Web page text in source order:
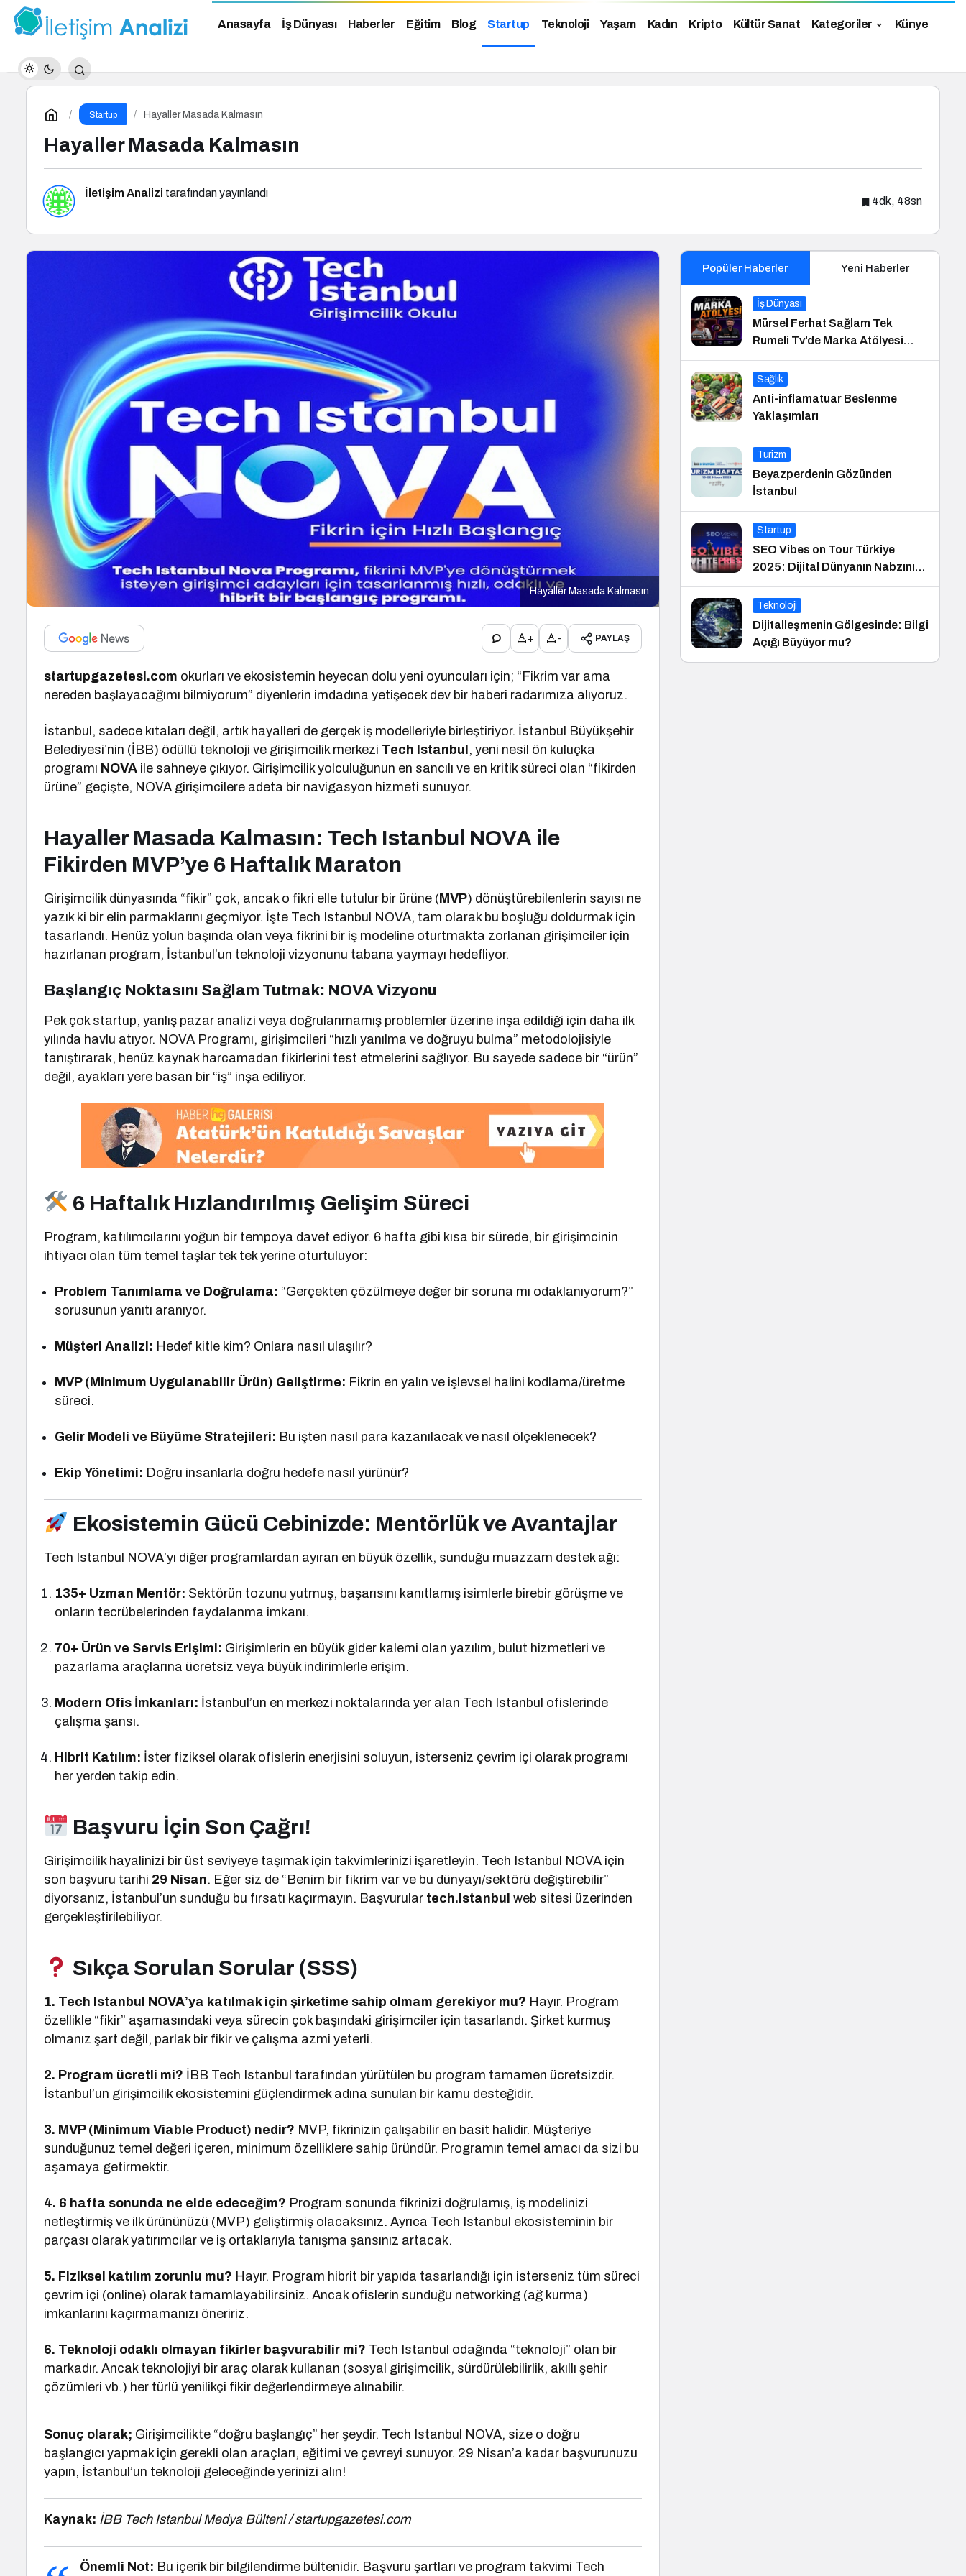
Anasayfa İş Dünyası Haberler Eğitim Blog Startup Teknoloji Yaşam Kadın Kripto Kültür Sanat Kategoriler Künye
Startup Hayaller Masada Kalmasın
Hayaller Masada Kalmasın
İletişim Analizi tarafından yayınlandı
4dk, 48sn
Hayaller Masada Kalmasın
+ - PAYLAŞ
startupgazetesi.com okurları ve ekosistemin heyecan dolu yeni oyuncuları için; “Fikrim var ama
nereden başlayacağımı bilmiyorum” diyenlerin imdadına yetişecek dev bir haberi radarımıza alıyoruz.
İstanbul, sadece kıtaları değil, artık hayalleri de gerçek iş modelleriyle birleştiriyor. İstanbul Büyükşehir
Belediyesi’nin (İBB) ödüllü teknoloji ve girişimcilik merkezi Tech Istanbul , yeni nesil ön kuluçka
programı NOVA ile sahneye çıkıyor. Girişimcilik yolculuğunun en sancılı ve en kritik süreci olan “fikirden
ürüne” geçişte, NOVA girişimcilere adeta bir navigasyon hizmeti sunuyor.
Hayaller Masada Kalmasın: Tech Istanbul NOVA ile
Fikirden MVP’ye 6 Haftalık Maraton
Girişimcilik dünyasında “fikir” çok, ancak o fikri elle tutulur bir ürüne ( MVP) dönüştürebilenlerin sayısı ne
yazık ki bir elin parmaklarını geçmiyor. İşte Tech Istanbul NOVA, tam olarak bu boşluğu doldurmak için
tasarlandı. Henüz yolun başında olan veya fikrini bir iş modeline oturtmakta zorlanan girişimciler için
hazırlanan program, İstanbul’un teknoloji vizyonunu tabana yaymayı hedefliyor.
Başlangıç Noktasını Sağlam Tutmak: NOVA Vizyonu
Pek çok startup, yanlış pazar analizi veya doğrulanmamış problemler üzerine inşa edildiği için daha ilk
yılında havlu atıyor. NOVA Programı, girişimcileri “hızlı yanılma ve doğruyu bulma” metodolojisiyle
tanıştırarak, henüz kaynak harcamadan fikirlerini test etmelerini sağlıyor. Bu sayede sadece bir “ürün”
değil, ayakları yere basan bir “iş” inşa ediliyor.
6 Haftalık Hızlandırılmış Gelişim Süreci
Program, katılımcılarını yoğun bir tempoya davet ediyor. 6 hafta gibi kısa bir sürede, bir girişimcinin
ihtiyacı olan tüm temel taşlar tek tek yerine oturtuluyor:
Problem Tanımlama ve Doğrulama: “Gerçekten çözülmeye değer bir soruna mı odaklanıyorum?”
sorusunun yanıtı aranıyor.
Müşteri Analizi: Hedef kitle kim? Onlara nasıl ulaşılır?
MVP (Minimum Uygulanabilir Ürün) Geliştirme: Fikrin en yalın ve işlevsel halini kodlama/üretme
süreci.
Gelir Modeli ve Büyüme Stratejileri: Bu işten nasıl para kazanılacak ve nasıl ölçeklenecek?
Ekip Yönetimi: Doğru insanlarla doğru hedefe nasıl yürünür?
Ekosistemin Gücü Cebinizde: Mentörlük ve Avantajlar
Tech Istanbul NOVA’yı diğer programlardan ayıran en büyük özellik, sunduğu muazzam destek ağı:
135+ Uzman Mentör: Sektörün tozunu yutmuş, başarısını kanıtlamış isimlerle birebir görüşme ve
onların tecrübelerinden faydalanma imkanı.
70+ Ürün ve Servis Erişimi: Girişimlerin en büyük gider kalemi olan yazılım, bulut hizmetleri ve
pazarlama araçlarına ücretsiz veya büyük indirimlerle erişim.
Modern Ofis İmkanları: İstanbul’un en merkezi noktalarında yer alan Tech Istanbul ofislerinde
çalışma şansı.
Hibrit Katılım: İster fiziksel olarak ofislerin enerjisini soluyun, isterseniz çevrim içi olarak programı
her yerden takip edin.
Başvuru İçin Son Çağrı!
Girişimcilik hayalinizi bir üst seviyeye taşımak için takvimlerinizi işaretleyin. Tech Istanbul NOVA için
son başvuru tarihi 29 Nisan. Eğer siz de “Benim bir fikrim var ve bu dünyayı/sektörü değiştirebilir”
diyorsanız, İstanbul’un sunduğu bu fırsatı kaçırmayın. Başvurular tech.istanbul web sitesi üzerinden
gerçekleştirilebiliyor.
Sıkça Sorulan Sorular (SSS)
1. Tech Istanbul NOVA’ya katılmak için şirketime sahip olmam gerekiyor mu? Hayır. Program
özellikle “fikir” aşamasındaki veya sürecin çok başındaki girişimciler için tasarlandı. Şirket kurmuş
olmanız şart değil, parlak bir fikir ve çalışma azmi yeterli.
2. Program ücretli mi? İBB Tech Istanbul tarafından yürütülen bu program tamamen ücretsizdir.
İstanbul’un girişimcilik ekosistemini güçlendirmek adına sunulan bir kamu desteğidir.
3. MVP (Minimum Viable Product) nedir? MVP, fikrinizin çalışabilir en basit halidir. Müşteriye
sunduğunuz temel değeri içeren, minimum özelliklere sahip üründür. Programın temel amacı da sizi bu
aşamaya getirmektir.
4. 6 hafta sonunda ne elde edeceğim? Program sonunda fikrinizi doğrulamış, iş modelinizi
netleştirmiş ve ilk ürününüzü (MVP) geliştirmiş olacaksınız. Ayrıca Tech Istanbul ekosisteminin bir
parçası olarak yatırımcılar ve iş ortaklarıyla tanışma şansınız artacak.
5. Fiziksel katılım zorunlu mu? Hayır. Program hibrit bir yapıda tasarlandığı için isterseniz tüm süreci
çevrim içi (online) olarak tamamlayabilirsiniz. Ancak ofislerin sunduğu networking (ağ kurma)
imkanlarını kaçırmamanızı öneririz.
6. Teknoloji odaklı olmayan fikirler başvurabilir mi? Tech Istanbul odağında “teknoloji” olan bir
markadır. Ancak teknolojiyi bir araç olarak kullanan (sosyal girişimcilik, sürdürülebilirlik, akıllı şehir
çözümleri vb.) her türlü yenilikçi fikir değerlendirmeye alınabilir.
Sonuç olarak; Girişimcilikte “doğru başlangıç” her şeydir. Tech Istanbul NOVA, size o doğru
başlangıcı yapmak için gerekli olan araçları, eğitimi ve çevreyi sunuyor. 29 Nisan’a kadar başvurunuzu
yapın, İstanbul’un teknoloji geleceğinde yerinizi alın!
Kaynak: İBB Tech Istanbul Medya Bülteni / startupgazetesi.com
Önemli Not: Bu içerik bir bilgilendirme bültenidir. Başvuru şartları ve program takvimi Tech
Popüler Haberler Yeni Haberler
İş Dünyası
Mürsel Ferhat Sağlam Tek
Rumeli Tv’de Marka Atölyesi
Programına Konuk Oldu
Sağlık
Anti-inflamatuar Beslenme
Yaklaşımları
Turizm
Beyazperdenin Gözünden
İstanbul
Startup
SEO Vibes on Tour Türkiye
2025: Dijital Dünyanın Nabzını
Tutan Etkinlik
Teknoloji
Dijitalleşmenin Gölgesinde: Bilgi
Açığı Büyüyor mu?